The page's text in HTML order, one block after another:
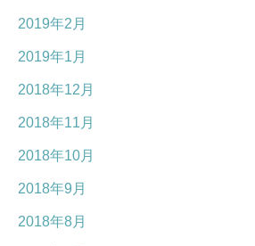
2019年2月
2019年1月
2018年12月
2018年11月
2018年10月
2018年9月
2018年8月